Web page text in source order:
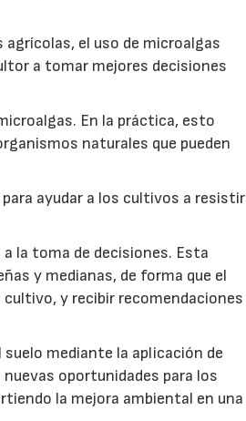
el uso de microalgas
a tomar mejores decisiones
En la práctica, esto
naturales que pueden
ayudar a los cultivos a resistir
la toma de decisiones. Esta
y medianas, de forma que el
y recibir recomendaciones
suelo mediante la aplicación de
oportunidades para los
la mejora ambiental en una